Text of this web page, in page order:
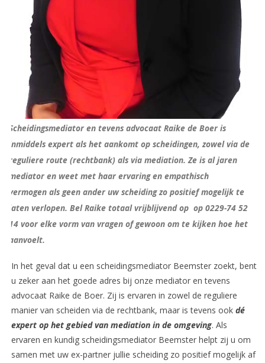
Scheidingsmediator en tevens advocaat Raike de Boer is
inmiddels expert als het aankomt op scheidingen, zowel via de
reguliere route (rechtbank) als via mediation. Ze is al jaren
mediator en weet met haar ervaring en empathisch
vermogen als geen ander uw scheiding zo positief mogelijk te
laten verlopen. Bel Raike totaal vrijblijvend op op 0229-74 52
14 voor elke vorm van vragen of gewoon om te kijken hoe het
aanvoelt.
In het geval dat u een scheidingsmediator Beemster zoekt, bent
u zeker aan het goede adres bij onze mediator en tevens
advocaat Raike de Boer. Zij is ervaren in zowel de reguliere
manier van scheiden via de rechtbank, maar is tevens ook dé
expert op het gebied van mediation in de omgeving. Als
ervaren en kundig scheidingsmediator Beemster helpt zij u om
samen met uw ex-partner jullie scheiding zo positief mogelijk af